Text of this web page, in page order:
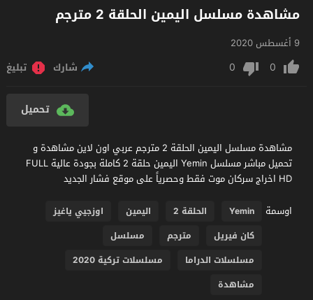
مشاهدة مسلسل اليمين الحلقة 2 مترجم
9 أغسطس 2020
0
0 شارك تبليغ
تحميل
مشاهدة مسلسل اليمين الحلقة 2 مترجم عربي اون لاين مشاهدة و
تحميل مباشر مسلسل Yemin اليمين حلقة 2 كاملة بجودة عالية FULL
HD اخراج سركان موت فقط وحصرياً على موقع فشار الجديد
اوسمة
Yemin الحلقة 2 اليمين
اوزجيي ياغيز
كان فيريل
مترجم
مسلسل
مسلسلات الدراما
مسلسلات تركية 2020
مشاهدة